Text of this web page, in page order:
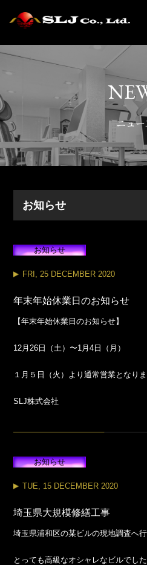
ニュー
お知らせ
お知らせ
FRI, 25 DECEMBER 2020
年末年始休業日のお知らせ
【年末年始休業日のお知らせ】
12月26日（土）〜1月4日（月）
１月５日（火）より通常営業となりま
SLJ株式会社
お知らせ
TUE, 15 DECEMBER 2020
埼玉県大規模修繕工事
埼玉県浦和区の某ビルの現地調査へ
とっても高級なオシャレなビルでし